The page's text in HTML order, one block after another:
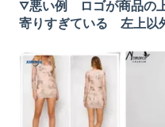
▽悪い例 ロゴが商品の
寄りすぎている 左上以